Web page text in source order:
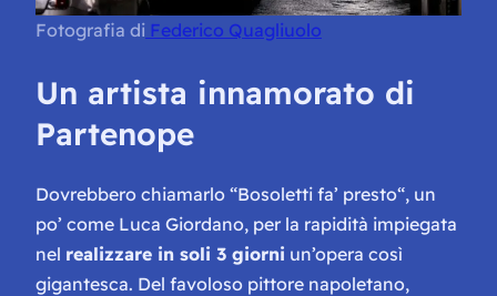
Fotografia di Federico Quagliuolo
Un artista innamorato di
Partenope
Dovrebbero chiamarlo “Bosoletti fa’ presto“, un
po’ come Luca Giordano, per la rapidità impiegata
nel realizzare in soli 3 giorni un’opera così
gigantesca. Del favoloso pittore napoletano,